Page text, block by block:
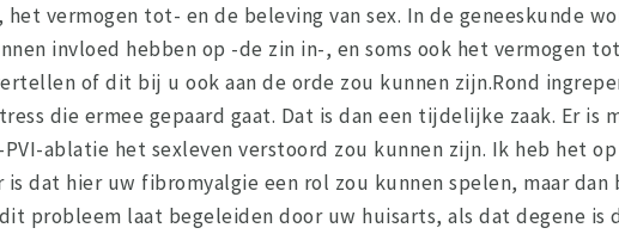
vermogen tot- en de beleving van sex. In de geneeskunde
invloed hebben op -de zin in-, en soms ook het vermogen
of dit bij u ook aan de orde zou kunnen zijn.Rond
die ermee gepaard gaat. Dat is dan een tijdelijke zaak. Er is
ablatie het sexleven verstoord zou kunnen zijn. Ik heb het
dat hier uw fibromyalgie een rol zou kunnen spelen, maar
probleem laat begeleiden door uw huisarts, als dat degene